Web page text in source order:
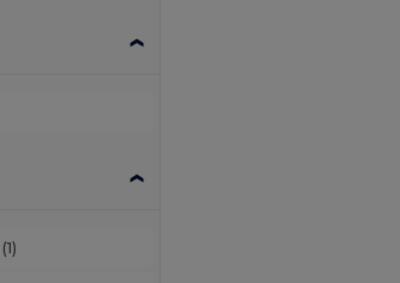
(1)